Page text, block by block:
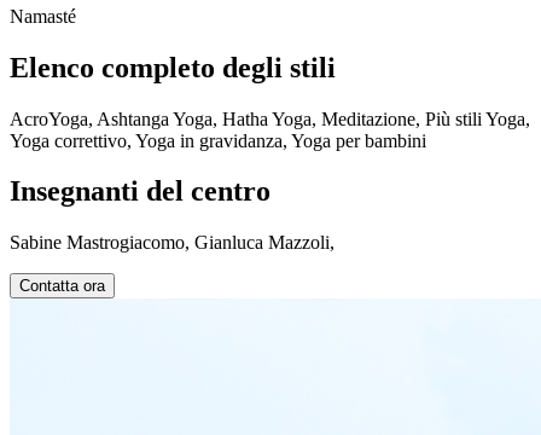
Namasté
Elenco completo degli stili
AcroYoga, Ashtanga Yoga, Hatha Yoga, Meditazione, Più stili Yoga,
Yoga correttivo, Yoga in gravidanza, Yoga per bambini
Insegnanti del centro
Sabine Mastrogiacomo, Gianluca Mazzoli,
Contatta ora